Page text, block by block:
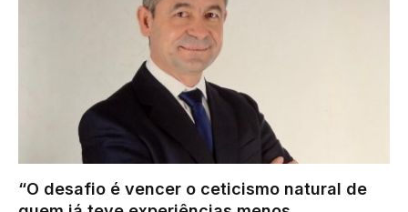
“O desafio é vencer o ceticismo natural de